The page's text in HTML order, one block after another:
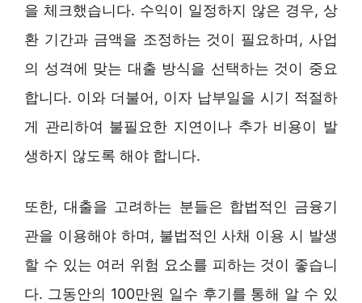
을 체크했습니다. 수익이 일정하지 않은 경우, 상
환 기간과 금액을 조정하는 것이 필요하며, 사업
의 성격에 맞는 대출 방식을 선택하는 것이 중요
합니다. 이와 더불어, 이자 납부일을 시기 적절하
게 관리하여 불필요한 지연이나 추가 비용이 발
생하지 않도록 해야 합니다.
또한, 대출을 고려하는 분들은 합법적인 금융기
관을 이용해야 하며, 불법적인 사채 이용 시 발생
할 수 있는 여러 위험 요소를 피하는 것이 좋습니
다. 그동안의 100만원 일수 후기를 통해 알 수 있